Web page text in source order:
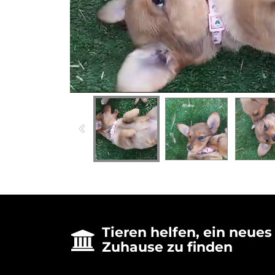
 Tieren helfen, ein neues
Zuhause zu finden